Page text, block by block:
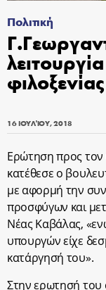
Πολιτική
16 ΙΟΥΛΊΟΥ, 2018
Ερώτηση προς τον
κατέθεσε ο
με αφορμή την
προσφύγων και
Νέας Καβάλας,
υπουργών είχε
κατάργησή του».
Στην ερωτησή του